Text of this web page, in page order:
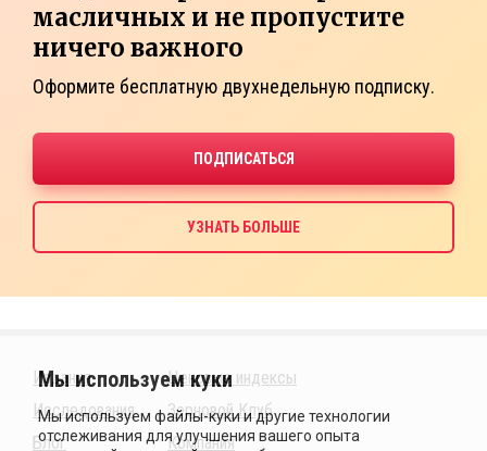
масличных и не пропустите
ничего важного
Оформите бесплатную двухнедельную подписку.
Издания
Исследования
Блог
Ценовые индексы
Зерновой Клуб
Компания